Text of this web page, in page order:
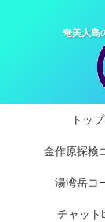
奄美大島
トップ
金作原探検
湯湾岳コ
チャット